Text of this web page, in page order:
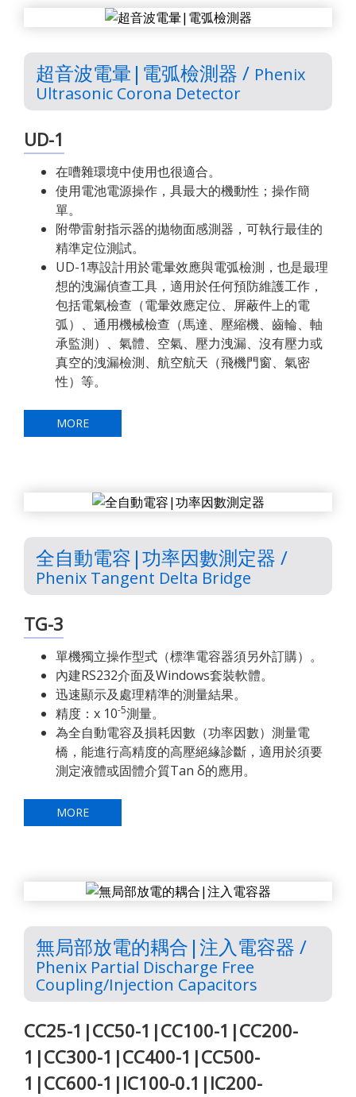
超音波電暈|電弧檢測器 / Phenix
Ultrasonic Corona Detector
UD-1
在嘈雜環境中使用也很適合。
使用電池電源操作，具最大的機動性；操作簡
單。
附帶雷射指示器的拋物面感測器，可執行最佳的
精準定位測試。
UD-1專設計用於電暈效應與電弧檢測，也是最理
想的洩漏偵查工具，適用於任何預防維護工作，
包括電氣檢查（電暈效應定位、屏蔽件上的電
弧）、通用機械檢查（馬達、壓縮機、齒輪、軸
承監測）、氣體、空氣、壓力洩漏、沒有壓力或
真空的洩漏檢測、航空航天（飛機門窗、氣密
性）等。
MORE
全自動電容|功率因數測定器 /
Phenix Tangent Delta Bridge
TG-3
單機獨立操作型式（標準電容器須另外訂購）。
內建RS232介面及Windows套裝軟體。
迅速顯示及處理精準的測量結果。
精度：x 10-5測量。
為全自動電容及損耗因數（功率因數）測量電
橋，能進行高精度的高壓絕緣診斷，適用於須要
測定液體或固體介質Tan δ的應用。
MORE
無局部放電的耦合|注入電容器 /
Phenix Partial Discharge Free
Coupling/Injection Capacitors
CC25-1|CC50-1|CC100-1|CC200-
1|CC300-1|CC400-1|CC500-
1|CC600-1|IC100-0.1|IC200-